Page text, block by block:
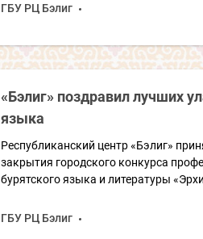
ГБУ РЦ Бэлиг
«Бэлиг» поздравил лучших
языка
Республиканский центр «Бэлиг»
закрытия городского конкурса
бурятского языка и литературы
ГБУ РЦ Бэлиг